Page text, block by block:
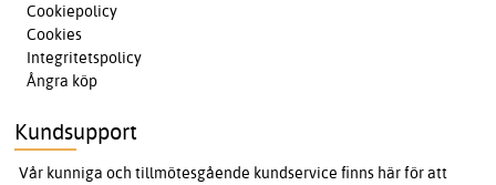
Cookiepolicy
Cookies
Integritetspolicy
Ångra köp
Kundsupport
Vår kunniga och tillmötesgående kundservice finns här för att